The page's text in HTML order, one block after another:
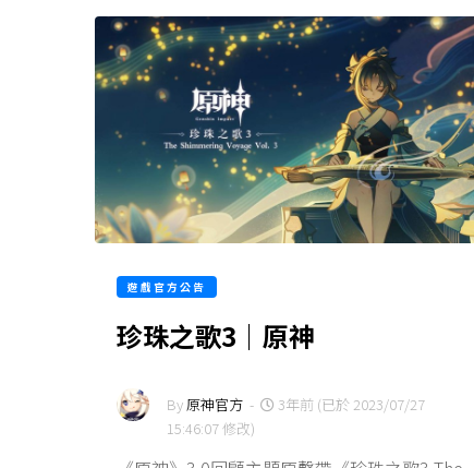
遊戲官方公告
珍珠之歌3｜原神
By原神官方 -
3年前 (已於 2023/07/27
15:46:07 修改)